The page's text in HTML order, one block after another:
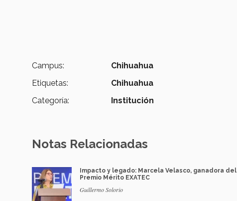
Campus:
Chihuahua
Etiquetas:
Chihuahua
Categoría:
Institución
Notas Relacionadas
Impacto y legado: Marcela Velasco, ganadora del
Premio Mérito EXATEC
Guillermo Solorio